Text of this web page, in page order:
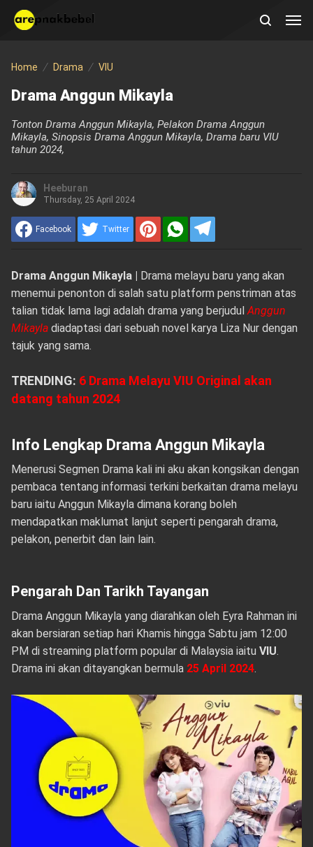
Home Drama VIU
Drama Anggun Mikayla
Tonton Drama Anggun Mikayla, Pelakon Drama Anggun
Mikayla, Sinopsis Drama Anggun Mikayla, Drama baru VIU
tahun 2024,
Heeburan
Thursday, 25 April 2024
Facebook Twitter
Drama Anggun Mikayla | Drama melayu baru yang akan
menemui penonton di salah satu platform penstriman atas
talian tidak lama lagi adalah drama yang berjudulAnggun
Mikayla diadaptasi dari sebuah novel karya Liza Nur dengan
tajuk yang sama.
TRENDING: 6 Drama Melayu VIU Original akan
datang tahun 2024
Info Lengkap Drama Anggun Mikayla
Menerusi Segmen Drama kali ini aku akan kongsikan dengan
pembaca tentang informasi terkini berkaitan drama melayu
baru iaitu Anggun Mikayla dimana korang boleh
mendapatkan maklumat lanjut seperti pengarah drama,
pelakon, penerbit dan lain lain.
Pengarah Dan Tarikh Tayangan
Drama Anggun Mikayla yang diarahkan oleh Eyra Rahman ini
akan bersiaran setiap hari Khamis hingga Sabtu jam 12:00
PM di streaming platform popular di Malaysia iaitu VIU.
Drama ini akan ditayangkan bermula 25 April 2024.